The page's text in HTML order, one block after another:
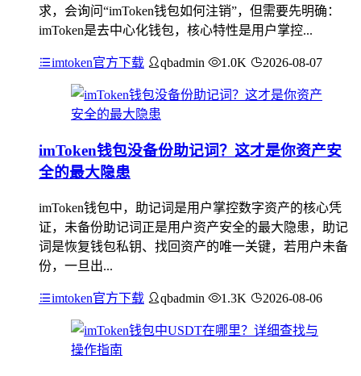
求，会询问“imToken钱包如何注销”，但需要先明确：
imToken是去中心化钱包，核心特性是用户掌控...
imtoken官方下载 qbadmin 1.0K 2026-08-07
imToken钱包没备份助记词？这才是你资产安
全的最大隐患
imToken钱包中，助记词是用户掌控数字资产的核心凭
证，未备份助记词正是用户资产安全的最大隐患，助记
词是恢复钱包私钥、找回资产的唯一关键，若用户未备
份，一旦出...
imtoken官方下载 qbadmin 1.3K 2026-08-06